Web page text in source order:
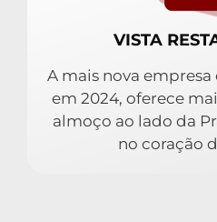
VISTA
A mais nova
em 2024, oferece
almoço ao lado da
no coração